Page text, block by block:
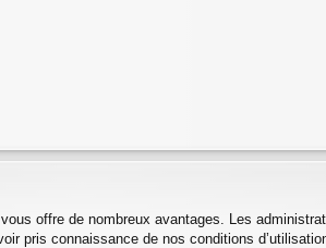
offre de nombreux avantages. Les
pris connaissance de nos conditions